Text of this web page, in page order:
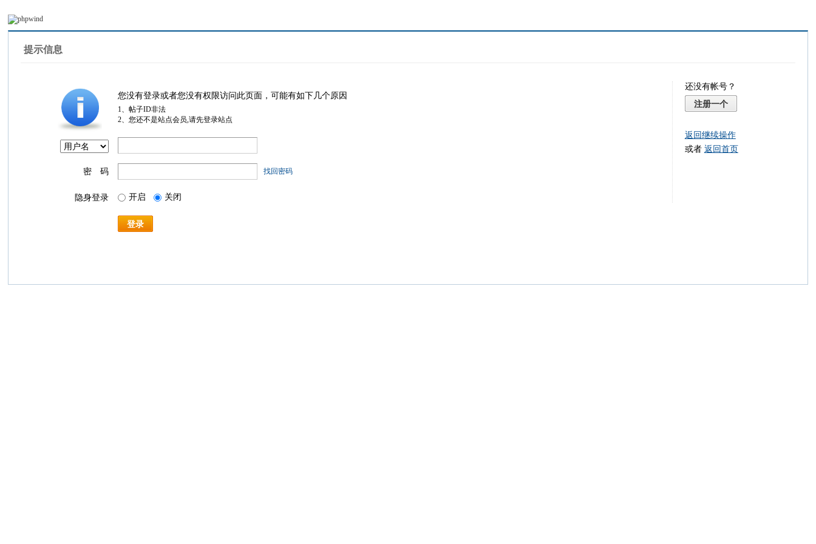
提示信息
您没有登录或者您没有权限访问此页面，可能有如下几个原因
1、帖子ID非法
2、您还不是站点会员,请先登录站点
密 码 找回密码
隐身登录 开启 关闭
登录
还没有帐号？
注册一个
返回继续操作
或者 返回首页